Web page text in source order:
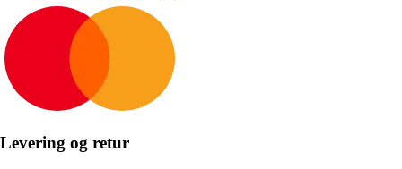
Levering og retur